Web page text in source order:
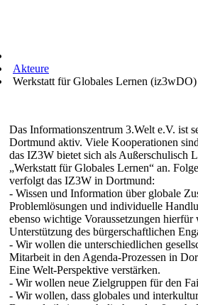
Akteure
Werkstatt für Globales Lernen (iz3wDO)
Das Informationszentrum 3.Welt e.V. ist
Dortmund aktiv. Viele Kooperationen
das IZ3W bietet sich als Außerschulisch
„Werkstatt für Globales Lernen“ an.
verfolgt das IZ3W in Dortmund:
- Wissen und Information über globale
Problemlösungen und individuelle
ebenso wichtige Voraussetzungen
Unterstützung des bürgerschaftlichen
- Wir wollen die unterschiedlichen
Mitarbeit in den Agenda-Prozessen in
Eine Welt-Perspektive verstärken.
- Wir wollen neue Zielgruppen für den
- Wir wollen, dass globales und